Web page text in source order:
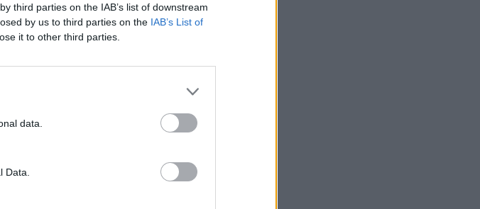
third parties on the IAB’s list of downstream
by us to third parties on the IAB’s List of
it to other third parties.
data.
Data.